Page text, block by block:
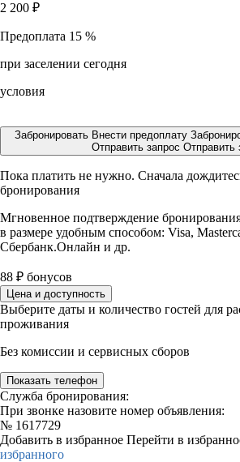
2 200 ₽
Предоплата 15 %
при заселении сегодня
условия
Забронировать Внести предоплату
Отправить запрос Отправить
Пока платить не нужно. Сначала
бронирования
Мгновенное подтверждение
в размере удобным способом: Visa,
Сбербанк.Онлайн и др.
88 ₽ бонусов
Цена и доступность
Выберите даты и количество гостей для
проживания
Без комиссии и сервисных сборов
Показать телефон
Служба бронирования:
При звонке назовите номер объявления:
№ 1617729
Добавить в избранное Перейти в
избранного